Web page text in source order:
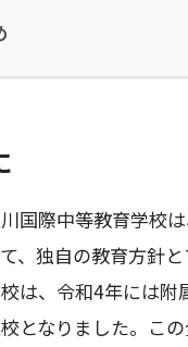
国際中等教育学校
、独自の教育方針
は、令和4年には
となりました。こ